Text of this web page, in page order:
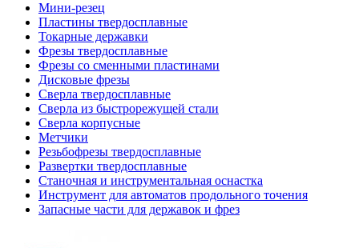
Мини-резец
Пластины твердосплавные
Токарные державки
Фрезы твердосплавные
Фрезы со сменными пластинами
Дисковые фрезы
Сверла твердосплавные
Сверла из быстрорежущей стали
Сверла корпусные
Метчики
Резьбофрезы твердосплавные
Развертки твердосплавные
Станочная и инструментальная оснастка
Инструмент для автоматов продольного точения
Запасные части для державок и фрез